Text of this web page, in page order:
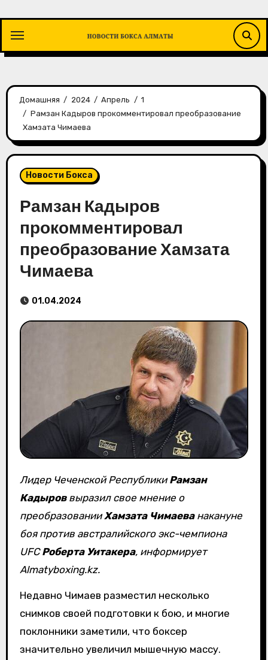
содержимому
Домашняя 2024 Апрель
1
Рамзан Кадыров прокомментировал преобразование
Хамзата Чимаева
Новости Бокса
Рамзан Кадыров
прокомментировал
преобразование Хамзата
Чимаева
01.04.2024
Лидер Чеченской РеспубликиРамзан
Кадыров выразил свое мнение о
преобразованииХамзата Чимаева накануне
боя против австралийского экс-чемпиона
UFCРоберта Уитакера, информирует
Almatyboxing.kz.
Недавно Чимаев разместил несколько
снимков своей подготовки к бою, и многие
поклонники заметили, что боксер
значительно увеличил мышечную массу.